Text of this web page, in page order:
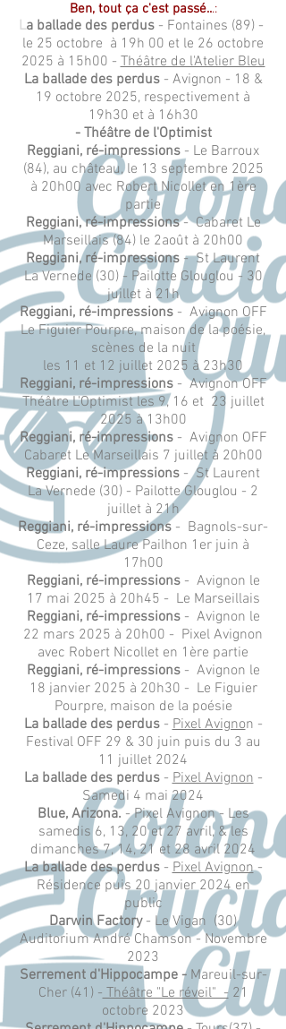
Ben, tout ça c'est passé...:
La ballade des perdus - Fontaines (89) -
le 25 octobre à 19h 00 et le 26 octobre
2025 à 15h00 -Théâtre de l'Atelier Bleu
La ballade des perdus - Avignon - 18 &
19 octobre 2025, respectivement à
19h30 et à 16h30
- Théâtre de l'Optimist
Reggiani, ré-impressions - Le Barroux
(84), au château, le 13 septembre 2025
à 20h00 avec Robert Nicollet en 1ère
partie
Reggiani, ré-impressions- Cabaret Le
Marseillais (84) le 2août à 20h00
Reggiani, ré-impressions - St Laurent
La Vernede (30) - Pailotte Glouglou - 30
juillet à 21h
Reggiani, ré-impressions- Avignon OFF
Le Figuier Pourpre, maison de la poésie,
scènes de la nuit
les 11 et 12 juillet 2025 à 23h30
Reggiani, ré-impressions- Avignon OFF
Théâtre L'Optimist les 9, 16 et 23 juillet
2025 à 13h00
Reggiani, ré-impressions- Avignon OFF
Cabaret Le Marseillais 7 juillet à 20h00
Reggiani, ré-impressions - St Laurent
La Vernede (30) - Pailotte Glouglou - 2
juillet à 21h
Reggiani, ré-impressions - Bagnols-sur-
Ceze, salle Laure Pailhon 1er juin à
17h00
Reggiani, ré-impressions- Avignon le
17 mai 2025 à 20h45 - Le Marseillais
Reggiani, ré-impressions- Avignon le
22 mars 2025 à 20h00 - Pixel Avignon
avec Robert Nicollet en 1ère partie
Reggiani, ré-impressions- Avignon le
18 janvier 2025 à 20h30 - Le Figuier
Pourpre, maison de la poésie
La ballade des perdus -Pixel Avignon -
Festival OFF 29 & 30 juin puis du 3 au
11 juillet 2024
La ballade des perdus -Pixel Avignon-
Samedi 4 mai 2024
Blue, Arizona. - Pixel Avignon - Les
samedis 6, 13, 20 et 27 avril, & les
dimanches 7, 14, 21 et 28 avril 2024
La ballade des perdus-Pixel Avignon-
Résidence puis 20 janvier 2024 en
public
Darwin Factory - Le Vigan (30)
Auditorium André Chamson - Novembre
2023
Serrement d'Hippocampe - Mareuil-sur-
Cher (41) -Théâtre "Le réveil" -21
octobre 2023